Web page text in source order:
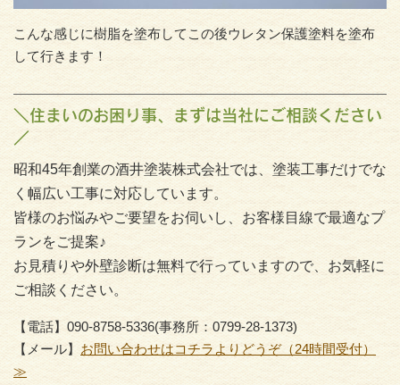
こんな感じに樹脂を塗布してこの後ウレタン保護塗料を塗布
して行きます！
＼住まいのお困り事、まずは当社にご相談ください
／
昭和45年創業の酒井塗装株式会社では、塗装工事だけでな
く幅広い工事に対応しています。
皆様のお悩みやご要望をお伺いし、お客様目線で最適なプ
ランをご提案♪
お見積りや外壁診断は無料で行っていますので、お気軽に
ご相談ください。
【電話】090-8758-5336(事務所：0799-28-1373)
【メール】 お問い合わせはコチラよりどうぞ（24時間受付）
≫